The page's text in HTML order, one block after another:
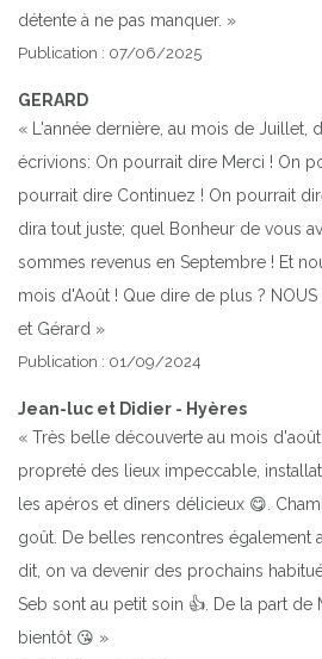
détente à ne pas manquer. »
Publication : 07/06/2025
GERARD
« L'année dernière, au mois de Juillet,
écrivions: On pourrait dire Merci ! On
pourrait dire Continuez ! On pourrait
dira tout juste; quel Bonheur de vous
sommes revenus en Septembre ! Et
mois d'Août ! Que dire de plus ? NOUS
et Gérard »
Publication : 01/09/2024
Jean-luc et Didier - Hyères
« Très belle découverte au mois
propreté des lieux impeccable,
les apéros et dîners délicieux 😋.
goût. De belles rencontres également
dit, on va devenir des prochains
Seb sont au petit soin 👍. De la part de
bientôt 😘 »